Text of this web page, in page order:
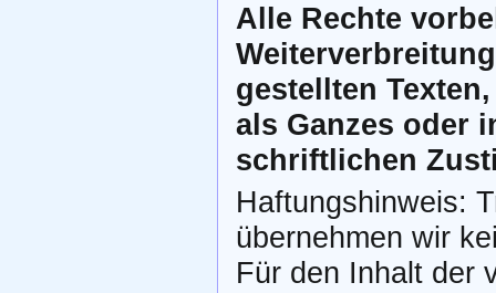
Alle Rechte
gestellten
als Ganzes oder
schriftlichen
Haftungshinweis:
übernehmen wir
Für den Inhalt der